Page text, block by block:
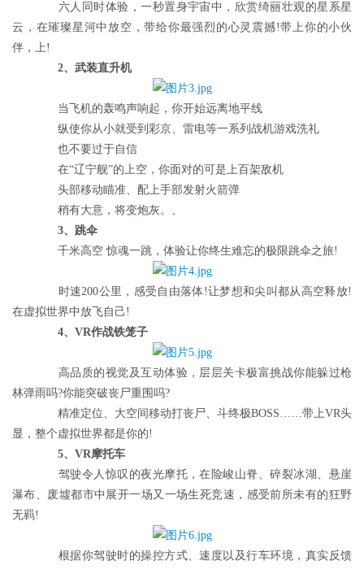
六人同时体验，一秒置身宇宙中，欣赏绮丽壮观的星系星
云，在璀璨星河中放空，带给你最强烈的心灵震撼!带上你的小伙
伴，上!
2、武装直升机
当飞机的轰鸣声响起，你开始远离地平线
纵使你从小就受到彩京、雷电等一系列战机游戏洗礼
也不要过于自信
在“辽宁舰”的上空，你面对的可是上百架敌机
头部移动瞄准、配上手部发射火箭弹
稍有大意，将变炮灰。、
3、跳伞
千米高空 惊魂一跳，体验让你终生难忘的极限跳伞之旅!
时速200公里，感受自由落体!让梦想和尖叫都从高空释放!
在虚拟世界中放飞自己!
4、VR作战铁笼子
高品质的视觉及互动体验，层层关卡极富挑战你能躲过枪
林弹雨吗?你能突破丧尸重围吗?
精准定位、大空间移动打丧尸、斗终极BOSS……带上VR头
显，整个虚拟世界都是你的!
5、VR摩托车
驾驶令人惊叹的夜光摩托，在险峻山脊、碎裂冰湖、悬崖
瀑布、废墟都市中展开一场又一场生死竞速，感受前所未有的狂野
无羁!
根据你驾驶时的操控方式、速度以及行车环境，真实反馈